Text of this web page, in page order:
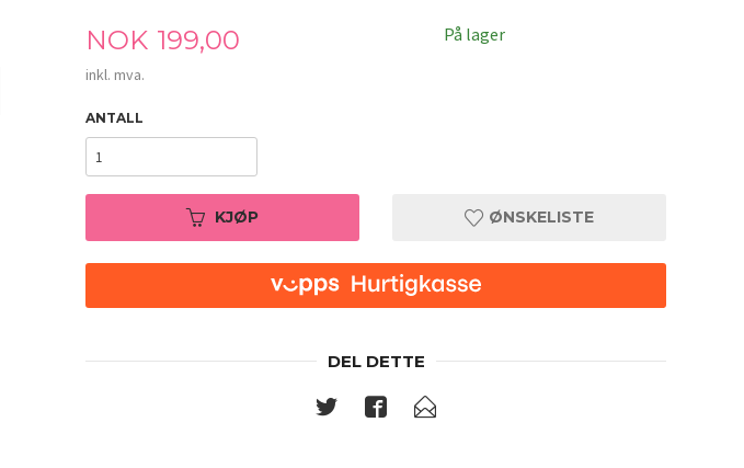
K-SECRET SEOUL 1988 Cleansing Foam: Pine Cica 1% + Probiotics
Pris
NOK 199,00
inkl. mva.
På lager
ANTALL
KJØP ØNSKELISTE
DEL DETTE